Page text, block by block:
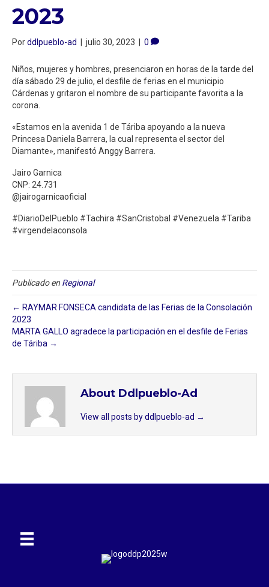
2023
Porddlpueblo-ad julio 30, 2023 0
Niños, mujeres y hombres, presenciaron en horas de la tarde del
día sábado 29 de julio, el desfile de ferias en el municipio
Cárdenas y gritaron el nombre de su participante favorita a la
corona.
«Estamos en la avenida 1 de Táriba apoyando a la nueva
Princesa Daniela Barrera, la cual representa el sector del
Diamante», manifestó Anggy Barrera.
Jairo Garnica
CNP: 24.731
@jairogarnicaoficial
#DiarioDelPueblo #Tachira #SanCristobal #Venezuela #Tariba
#virgendelaconsola
Publicado en Regional
← RAYMAR FONSECA candidata de las Ferias de la Consolación
2023
MARTA GALLO agradece la participación en el desfile de Ferias
de Táriba →
About Ddlpueblo-Ad
View all posts by ddlpueblo-ad →